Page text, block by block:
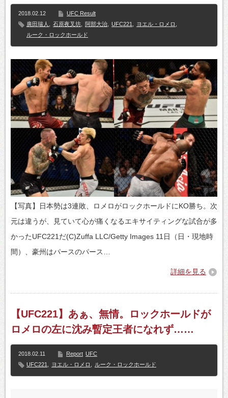
2018.02.12
UFC Result
廣田瑞人
石原夜叉坊 阿部大治 UFC221 ヨエル・ロメロ
ルーク・ロックホールド
【写真】日本勢は3連敗、ロメロがロックホールドにKO勝ち。次
元は違うが、見ていて心が痛くなるエキサイティングな試合が多
かったUFC221だ(C)Zuffa LLC/Getty Images 11日（日・現地時
間）、豪州はパースのパース…
詳細を見る
【UFC221】あぁ、無情。ロックホールドが
ロメロの左に沈み暫定王者になれず……
2018.02.11 Report UFC
UFC221
ヨエル・ロメロ ルーク・ロックホールド